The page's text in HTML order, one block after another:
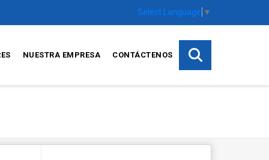
Select Language ▼
NUESTRA EMPRESA CONTÁCTENOS